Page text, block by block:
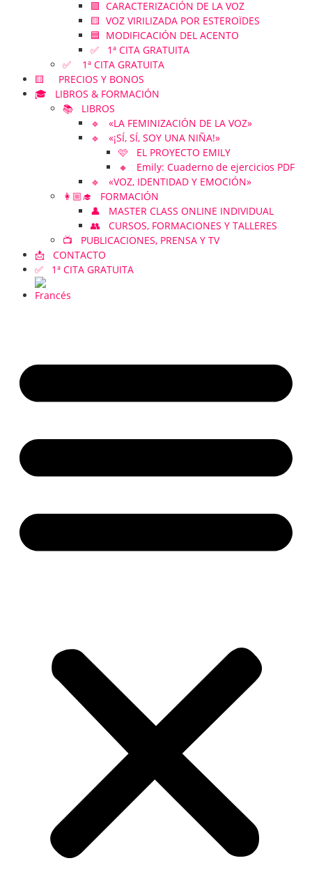
🟪 CARACTERIZACIÓN DE LA VOZ
🟨 VOZ VIRILIZADA POR ESTEROÏDES
🟦 MODIFICACIÓN DEL ACENTO
✅ 1ª CITA GRATUITA
✅ 1ª CITA GRATUITA
🟨 PRECIOS Y BONOS
🎓 LIBROS & FORMACIÓN
📚 LIBROS
🔹 «LA FEMINIZACIÓN DE LA VOZ»
🔹 «¡SÍ, SÍ, SOY UNA NIÑA!»
🩷 EL PROYECTO EMILY
🔸 Emily: Cuaderno de ejercicios PDF
🔹 «VOZ, IDENTIDAD Y EMOCIÓN»
👩🏼‍🎓 FORMACIÓN
👤 MASTER CLASS ONLINE INDIVIDUAL
👥 CURSOS, FORMACIONES Y TALLERES
📺 PUBLICACIONES, PRENSA Y TV
📩 CONTACTO
✅ 1ª CITA GRATUITA